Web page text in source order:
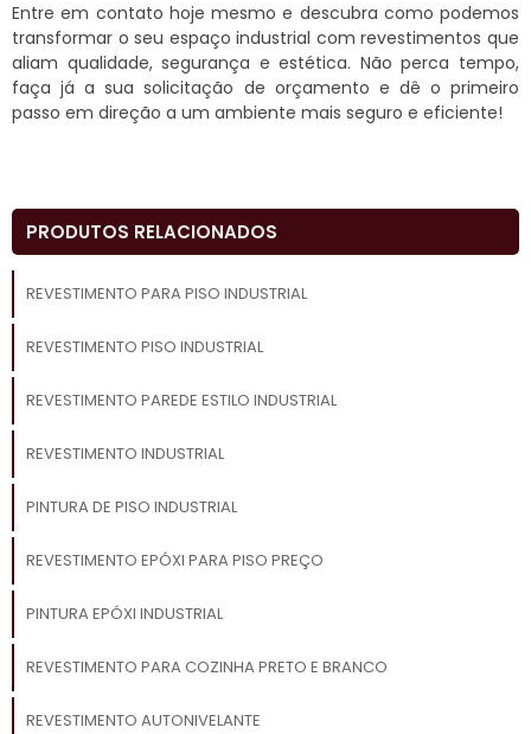
Entre em contato hoje mesmo e descubra como podemos
transformar o seu espaço industrial com revestimentos que
aliam qualidade, segurança e estética. Não perca tempo,
faça já a sua solicitação de orçamento e dê o primeiro
passo em direção a um ambiente mais seguro e eficiente!
PRODUTOS RELACIONADOS
REVESTIMENTO PARA PISO INDUSTRIAL
REVESTIMENTO PISO INDUSTRIAL
REVESTIMENTO PAREDE ESTILO INDUSTRIAL
REVESTIMENTO INDUSTRIAL
PINTURA DE PISO INDUSTRIAL
REVESTIMENTO EPÓXI PARA PISO PREÇO
PINTURA EPÓXI INDUSTRIAL
REVESTIMENTO PARA COZINHA PRETO E BRANCO
REVESTIMENTO AUTONIVELANTE